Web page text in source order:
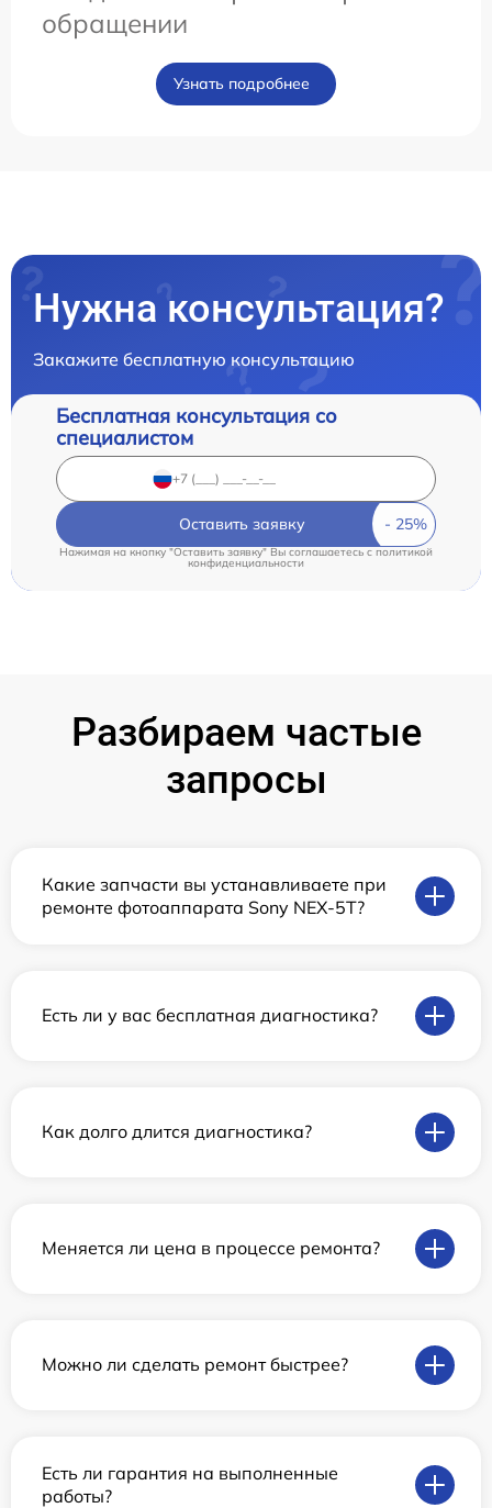
обращении
Узнать подробнее
Нужна консультация?
Закажите бесплатную консультацию
Бесплатная консультация со
специалистом
Оставить заявку
Нажимая на кнопку "Оставить заявку" Вы соглашаетесь cполитикой
конфиденциальности
Разбираем частые
запросы
Какие запчасти вы устанавливаете при
ремонте фотоаппарата Sony NEX-5T?
Есть ли у вас бесплатная диагностика?
Как долго длится диагностика?
Меняется ли цена в процессе ремонта?
Можно ли сделать ремонт быстрее?
Есть ли гарантия на выполненные
работы?